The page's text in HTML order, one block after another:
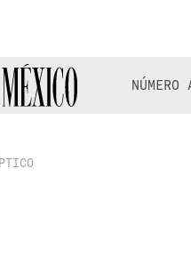
NÚMERO